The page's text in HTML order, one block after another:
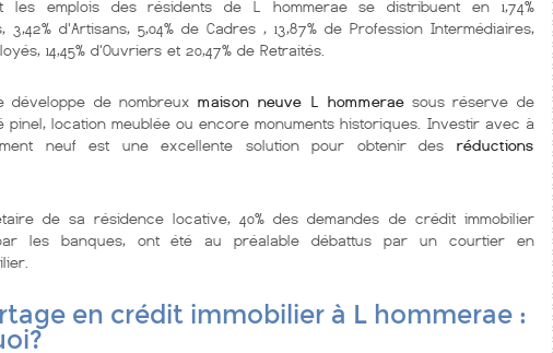
les emplois des résidents de L hommerae se distribuent en 1,74%
3,42% d'Artisans, 5,04% de Cadres , 13,87% de Profession Intermédiaires,
14,45% d'Ouvriers et 20,47% de Retraités.
développe de nombreuxmaison neuve L hommeraesous réserve de
pinel, location meublée ou encore monuments historiques. Investir avec à
neuf est une excellente solution pour obtenir des réductions
de sa résidence locative, 40% des demandes de crédit immobilier
les banques, ont été au préalable débattus par un courtier en
en crédit immobilier à L hommerae :